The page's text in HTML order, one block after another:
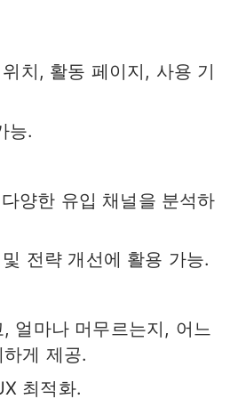
치, 활동 페이지, 사용 기
능.
양한 유입 채널을 분석하
전략 개선에 활용 가능.
얼마나 머무르는지, 어느
게 제공.
최적화.